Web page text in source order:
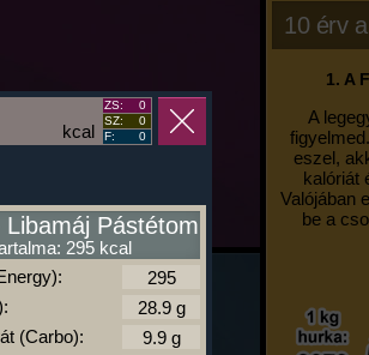
10 érv
1. A
A
eszel,
kalóriát
Valójában
be a
kcal
ZS:
0
SZ:
0
F:
0
Libamáj Pástétom
295 kcal
(Carbo):